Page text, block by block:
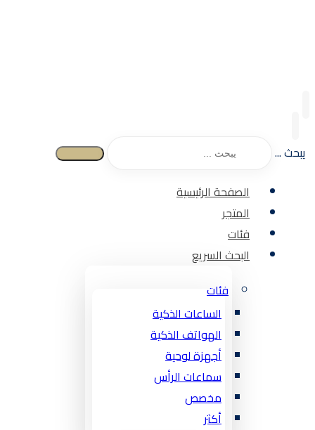
يبحث ...
الصفحة الرئيسية
المتجر
فئات
البحث السريع
فئات
الساعات الذكية
الهواتف الذكية
أجهزة لوحية
سماعات الرأس
مخصص
أكثر